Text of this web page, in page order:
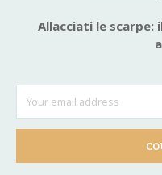
Allacciati le